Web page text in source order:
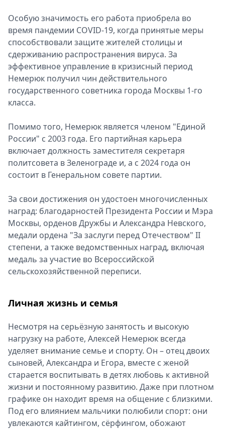
Особую значимость его работа приобрела во
время пандемии COVID-19, когда принятые меры
способствовали защите жителей столицы и
сдерживанию распространения вируса. За
эффективное управление в кризисный период
Немерюк получил чин действительного
государственного советника города Москвы 1-го
класса.
Помимо того, Немерюк является членом "Единой
России" с 2003 года. Его партийная карьера
включает должность заместителя секретаря
политсовета в Зеленограде и, а с 2024 года он
состоит в Генеральном совете партии.
За свои достижения он удостоен многочисленных
наград: благодарностей Президента России и Мэра
Москвы, орденов Дружбы и Александра Невского,
медали ордена "За заслуги перед Отечеством" II
степени, а также ведомственных наград, включая
медаль за участие во Всероссийской
сельскохозяйственной переписи.
Личная жизнь и семья
Несмотря на серьёзную занятость и высокую
нагрузку на работе, Алексей Немерюк всегда
уделяет внимание семье и спорту. Он – отец двоих
сыновей, Александра и Егора, вместе с женой
старается воспитывать в детях любовь к активной
жизни и постоянному развитию. Даже при плотном
графике он находит время на общение с близкими.
Под его влиянием мальчики полюбили спорт: они
увлекаются кайтингом, сёрфингом, обожают